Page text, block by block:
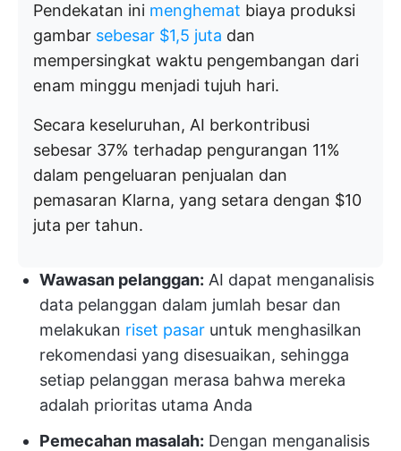
Pendekatan ini menghemat biaya produksi
gambar sebesar $1,5 juta dan
mempersingkat waktu pengembangan dari
enam minggu menjadi tujuh hari.
Secara keseluruhan, AI berkontribusi
sebesar 37% terhadap pengurangan 11%
dalam pengeluaran penjualan dan
pemasaran Klarna, yang setara dengan $10
juta per tahun.
Wawasan pelanggan: AI dapat menganalisis
data pelanggan dalam jumlah besar dan
melakukan riset pasar untuk menghasilkan
rekomendasi yang disesuaikan, sehingga
setiap pelanggan merasa bahwa mereka
adalah prioritas utama Anda
Pemecahan masalah: Dengan menganalisis